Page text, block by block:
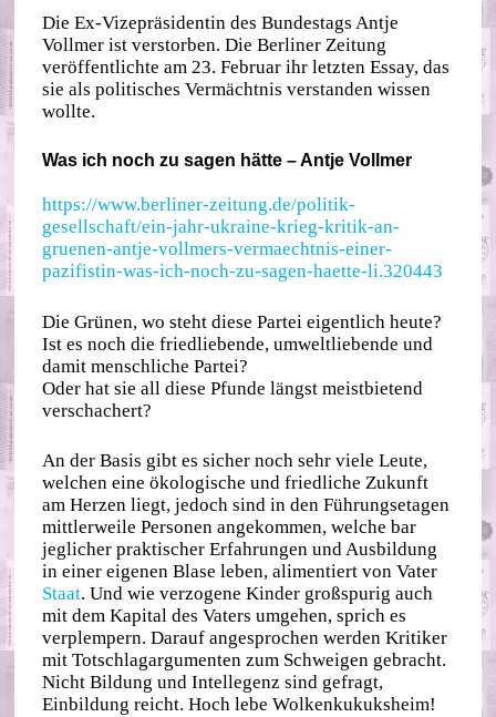
Die Ex-Vizepräsidentin des Bundestags Antje
Vollmer ist verstorben. Die Berliner Zeitung
veröffentlichte am 23. Februar ihr letzten Essay, das
sie als politisches Vermächtnis verstanden wissen
wollte.
Was ich noch zu sagen hätte – Antje Vollmer
https://www.berliner-zeitung.de/politik-
gesellschaft/ein-jahr-ukraine-krieg-kritik-an-
gruenen-antje-vollmers-vermaechtnis-einer-
pazifistin-was-ich-noch-zu-sagen-haette-li.320443
Die Grünen, wo steht diese Partei eigentlich heute?
Ist es noch die friedliebende, umweltliebende und
damit menschliche Partei?
Oder hat sie all diese Pfunde längst meistbietend
verschachert?
An der Basis gibt es sicher noch sehr viele Leute,
welchen eine ökologische und friedliche Zukunft
am Herzen liegt, jedoch sind in den Führungsetagen
mittlerweile Personen angekommen, welche bar
jeglicher praktischer Erfahrungen und Ausbildung
in einer eigenen Blase leben, alimentiert von Vater
Staat. Und wie verzogene Kinder großspurig auch
mit dem Kapital des Vaters umgehen, sprich es
verplempern. Darauf angesprochen werden Kritiker
mit Totschlagargumenten zum Schweigen gebracht.
Nicht Bildung und Intellegenz sind gefragt,
Einbildung reicht. Hoch lebe Wolkenkukuksheim!